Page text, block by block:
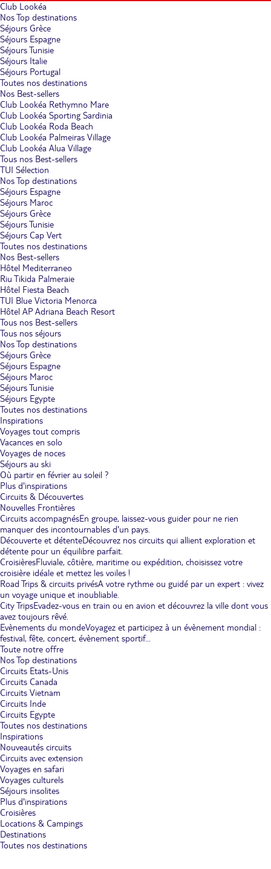
Club Lookéa
Nos Top destinations
Séjours Grèce
Séjours Espagne
Séjours Tunisie
Séjours Italie
Séjours Portugal
Toutes nos destinations
Nos Best-sellers
Club Lookéa Rethymno Mare
Club Lookéa Sporting Sardinia
Club Lookéa Roda Beach
Club Lookéa Palmeiras Village
Club Lookéa Alua Village
Tous nos Best-sellers
TUI Sélection
Nos Top destinations
Séjours Espagne
Séjours Maroc
Séjours Grèce
Séjours Tunisie
Séjours Cap Vert
Toutes nos destinations
Nos Best-sellers
Hôtel Mediterraneo
Riu Tikida Palmeraie
Hôtel Fiesta Beach
TUI Blue Victoria Menorca
Hôtel AP Adriana Beach Resort
Tous nos Best-sellers
Tous nos séjours
Nos Top destinations
Séjours Grèce
Séjours Espagne
Séjours Maroc
Séjours Tunisie
Séjours Egypte
Toutes nos destinations
Inspirations
Voyages tout compris
Vacances en solo
Voyages de noces
Séjours au ski
Où partir en février au soleil ?
Plus d'inspirations
Circuits & Découvertes
Nouvelles Frontières
Circuits accompagnésEn groupe, laissez-vous guider pour ne rien
manquer des incontournables d'un pays.
Découverte et détenteDécouvrez nos circuits qui allient exploration et
détente pour un équilibre parfait.
CroisièresFluviale, côtière, maritime ou expédition, choisissez votre
croisière idéale et mettez les voiles !
Road Trips & circuits privésA votre rythme ou guidé par un expert : vivez
un voyage unique et inoubliable.
City TripsEvadez-vous en train ou en avion et découvrez la ville dont vous
avez toujours rêvé.
Evènements du mondeVoyagez et participez à un évènement mondial :
festival, fête, concert, évènement sportif...
Toute notre offre
Nos Top destinations
Circuits Etats-Unis
Circuits Canada
Circuits Vietnam
Circuits Inde
Circuits Egypte
Toutes nos destinations
Inspirations
Nouveautés circuits
Circuits avec extension
Voyages en safari
Voyages culturels
Séjours insolites
Plus d'inspirations
Croisières
Locations & Campings
Destinations
Toutes nos destinations